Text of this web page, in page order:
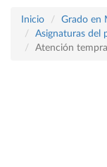
Inicio
Grado en
Asignaturas del
Atención